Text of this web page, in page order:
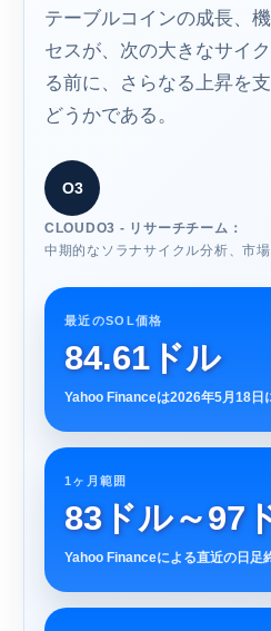
テーブルコインの成長、
セスが、次の大きなサイ
る前に、さらなる上昇を
どうかである。
O3
CLOUDO3 - リサーチチーム：
中期的なソラナサイクル分析、市
最近のSOL価格
84.61ドル
Yahoo Financeは2026年5月18日
1ヶ月範囲
83ドル～97
Yahoo Financeによる直近の日足